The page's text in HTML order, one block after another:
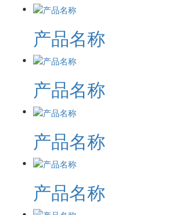
产品名称
产品名称
产品名称
产品名称